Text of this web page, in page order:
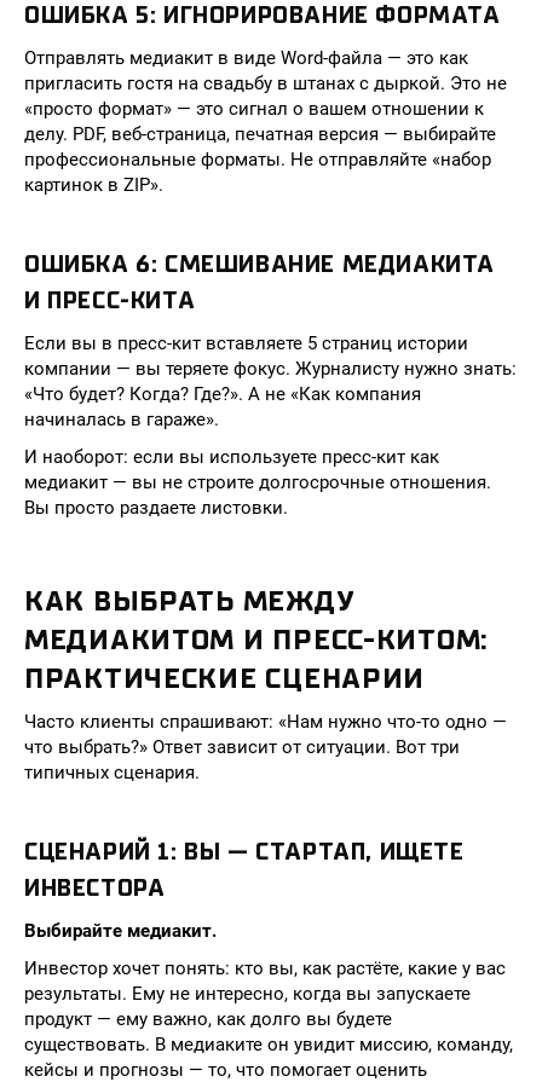
ОШИБКА 5: ИГНОРИРОВАНИЕ ФОРМАТА
Отправлять медиакит в виде Word-файла — это как
пригласить гостя на свадьбу в штанах с дыркой. Это не
«просто формат» — это сигнал о вашем отношении к
делу. PDF, веб-страница, печатная версия — выбирайте
профессиональные форматы. Не отправляйте «набор
картинок в ZIP».
ОШИБКА 6: СМЕШИВАНИЕ МЕДИАКИТА
И ПРЕСС-КИТА
Если вы в пресс-кит вставляете 5 страниц истории
компании — вы теряете фокус. Журналисту нужно знать:
«Что будет? Когда? Где?». А не «Как компания
начиналась в гараже».
И наоборот: если вы используете пресс-кит как
медиакит — вы не строите долгосрочные отношения.
Вы просто раздаете листовки.
КАК ВЫБРАТЬ МЕЖДУ
МЕДИАКИТОМ И ПРЕСС-КИТОМ:
ПРАКТИЧЕСКИЕ СЦЕНАРИИ
Часто клиенты спрашивают: «Нам нужно что-то одно —
что выбрать?» Ответ зависит от ситуации. Вот три
типичных сценария.
СЦЕНАРИЙ 1: ВЫ — СТАРТАП, ИЩЕТЕ
ИНВЕСТОРА
Выбирайте медиакит.
Инвестор хочет понять: кто вы, как растёте, какие у вас
результаты. Ему не интересно, когда вы запускаете
продукт — ему важно, как долго вы будете
существовать. В медиаките он увидит миссию, команду,
кейсы и прогнозы — то, что помогает оценить